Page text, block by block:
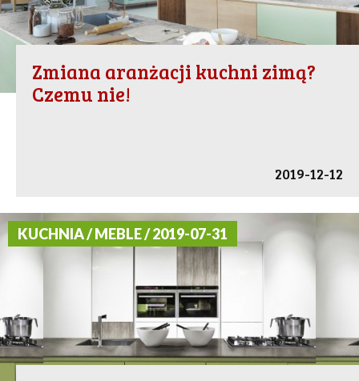
Zmiana aranżacji kuchni zimą?
Czemu nie!
2019-12-12
KUCHNIA / MEBLE / 2019-07-31